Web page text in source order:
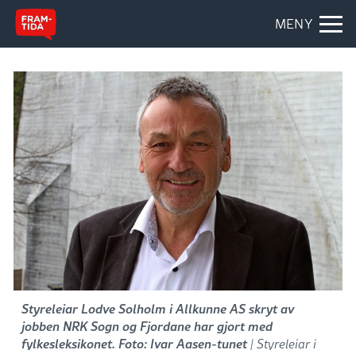
MENY
Styreleiar Lodve Solholm i Allkunne AS skryt av
jobben NRK Sogn og Fjordane har gjort med
fylkesleksikonet. Foto: Ivar Aasen-tunet| Styreleiar i